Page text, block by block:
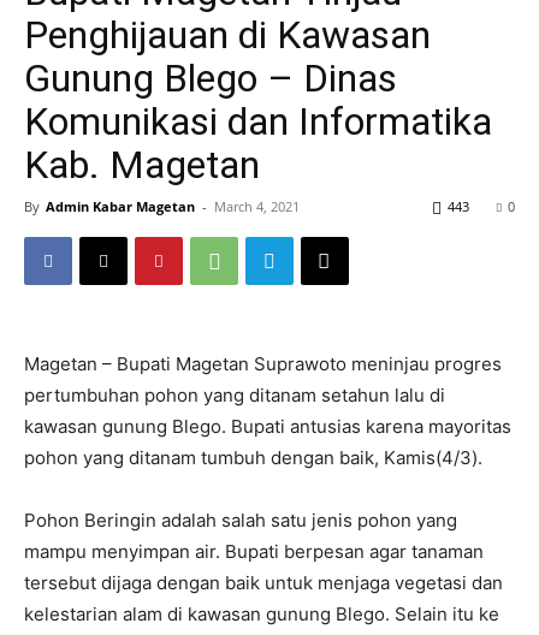
Penghijauan di Kawasan
Gunung Blego – Dinas
Komunikasi dan Informatika
Kab. Magetan
By Admin Kabar Magetan - March 4, 2021 0
443
Magetan – Bupati Magetan Suprawoto meninjau progres
pertumbuhan pohon yang ditanam setahun lalu di
kawasan gunung Blego. Bupati antusias karena mayoritas
pohon yang ditanam tumbuh dengan baik, Kamis(4/3).
Pohon Beringin adalah salah satu jenis pohon yang
mampu menyimpan air. Bupati berpesan agar tanaman
tersebut dijaga dengan baik untuk menjaga vegetasi dan
kelestarian alam di kawasan gunung Blego. Selain itu ke